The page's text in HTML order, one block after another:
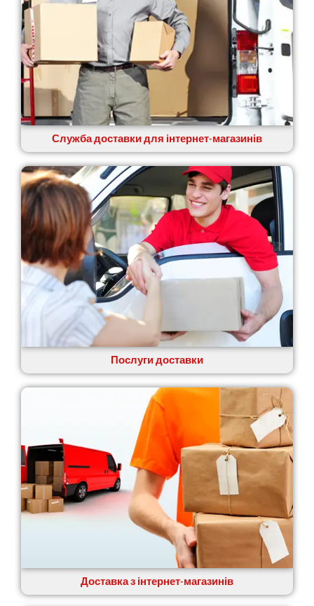
Служба доставки для інтернет-магазинів
Послуги доставки
Доставка з інтернет-магазинів